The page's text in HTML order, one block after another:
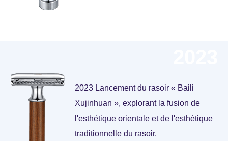
2023 Lancement du rasoir « Baili
Xujinhuan », explorant la fusion de
l'esthétique orientale et de l'esthétique
traditionnelle du rasoir.